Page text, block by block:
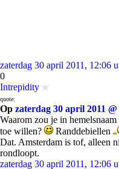
zaterdag 30 april 2011, 12:06
0
Intrepidity
quote:
Op zaterdag 30 april 2011 @
Waarom zou je in
toe willen?
Randdebiellen
Dat. Amsterdam is tof, alleen
rondloopt.
zaterdag 30 april 2011, 12:06